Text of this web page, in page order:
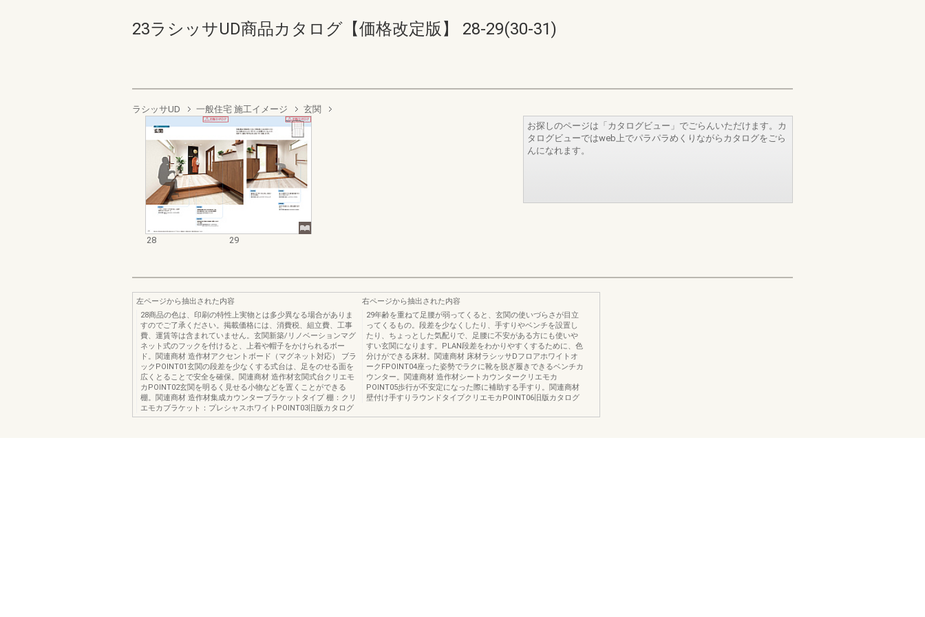
23ラシッサUD商品カタログ【価格改定版】 28-29(30-31)
ラシッサUD 一般住宅 施工イメージ 玄関
28 29
お探しのページは「カタログビュー」でごらんいただけます。カ
タログビューではweb上でパラパラめくりながらカタログをごら
んになれます。
左ページから抽出された内容
28商品の色は、印刷の特性上実物とは多少異なる場合がありま
すのでご了承ください。掲載価格には、消費税、組立費、工事
費、運賃等は含まれていません。玄関新築/リノベーションマグ
ネット式のフックを付けると、上着や帽子をかけられるボー
ド。関連商材 造作材アクセントボード（マグネット対応） ブラ
ックPOINT01玄関の段差を少なくする式台は、足をのせる面を
広くとることで安全を確保。関連商材 造作材玄関式台クリエモ
カPOINT02玄関を明るく見せる小物などを置くことができる
棚。関連商材 造作材集成カウンターブラケットタイプ 棚：クリ
エモカブラケット：プレシャスホワイトPOINT03旧版カタログ
右ページから抽出された内容
29年齢を重ねて足腰が弱ってくると、玄関の使いづらさが目立
ってくるもの。段差を少なくしたり、手すりやベンチを設置し
たり、ちょっとした気配りで、足腰に不安がある方にも使いや
すい玄関になります。PLAN段差をわかりやすくするために、色
分けができる床材。関連商材 床材ラシッサDフロアホワイトオ
ークFPOINT04座った姿勢でラクに靴を脱ぎ履きできるベンチカ
ウンター。関連商材 造作材シートカウンタークリエモカ
POINT05歩行が不安定になった際に補助する手すり。関連商材
壁付け手すりラウンドタイプクリエモカPOINT06旧版カタログ